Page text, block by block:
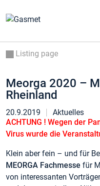
Listing page
Meorga 2020 –
Rheinland
20.9.2019
Aktuelles
ACHTUNG ! Wegen der
Virus wurde die
Klein aber fein – und für
MEORGA Fachmesse für
von interessanten